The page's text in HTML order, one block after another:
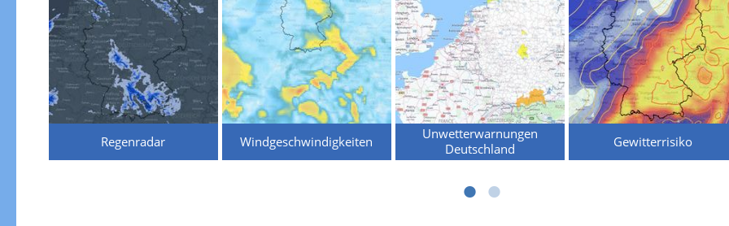
Regenradar Windgeschwindigkeiten
Unwetterwarnungen
Deutschland
Gewitterrisiko